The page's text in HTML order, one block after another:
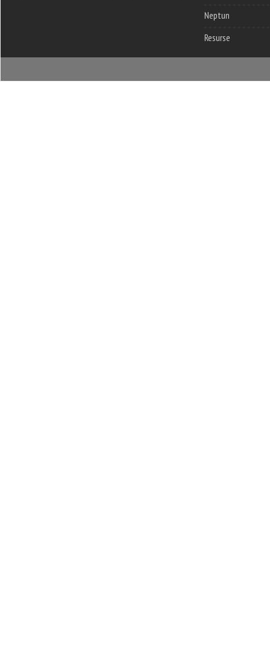
Neptun
Resurse